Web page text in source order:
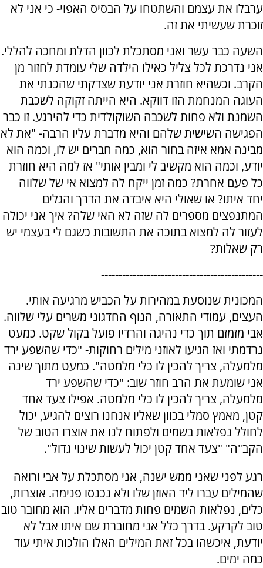
ערבלו את עצמם והשתטחו על הבסיס האפוי- כי אני לא
זוכרת שעשיתי את זה.
השעה כבר עשר ואני מסתכלת לכוון הדלת ומחכה להללי.
אני נדרכת לכל צליל כאילו הילדה שלי עומדת לחזור מן
הקרב. וכשהיא חוזרת אני יודעת שצדקתי שהכנתי את
העוגה המנחמת הזו דווקא. היא הייתה זקוקה לשכבת
השמנת ולא פחות לשכבה השוקולדית כדי להירגע. זו כבר
הפגישה השישית שלהם והיא מדברת עליו הרבה- "את לא
מבינה אמא איזה בחור הוא, כמה חברים יש לו, וכמה הוא
יודע, וכמה הוא מקשיב לי ומבין אותי" אז למה היא חוזרת
כל פעם אחרת? כמה זמן ייקח לה למצוא אי של שלווה
יחד איתו? או שאולי היא איבדה את הדרך והגלים
המתנפצים מספרים לה שזה לא האי שלה? איך אני יכולה
לעזור לה למצוא בתוכה את התשובות כשגם לי בעצמי יש
רק שאלות?
----------------------------------------------
המכונית שנוסעת במהירות על הכביש מרגיעה אותי.
העצים, עמודי התאורה, הנוף החדגוני משרים עלי שלווה.
אבי מזמזם תוך כדי נהיגה והרדיו פועל בקול שקט. כמעט
נרדמתי ואז הגיעו לאוזני מילים רחוקות- "כדי שהשפע ירד
מלמעלה, צריך להכין לו כלי מלמטה". כמעט מתוך שינה
אני שומעת את הרב חוזר שוב: "כדי שהשפע ירד
מלמעלה, צריך להכין לו כלי מלמטה. אפילו צעד אחד
קטן, מאמץ סמלי בכוון שאליו אנחנו רוצים להגיע, יכול
לחולל נפלאות בשמים ולפתוח לנו את אוצרו הטוב של
הקב"ה" "צעד אחד קטן יכול לעשות שינוי גדול".
רגע לפני שאני ממש ישנה, אני מסתכלת על אבי ורואה
שהמילים עברו ליד האוזן שלו ולא נכנסו פנימה. אוצרות,
כלים, נפלאות השמים פחות מדברים אליו. הוא מחובר טוב
טוב לקרקע. בדרך כלל אני מחוברת שם איתו אבל לא
יודעת, איכשהו בכל זאת המילים האלו הולכות איתי עוד
כמה ימים.